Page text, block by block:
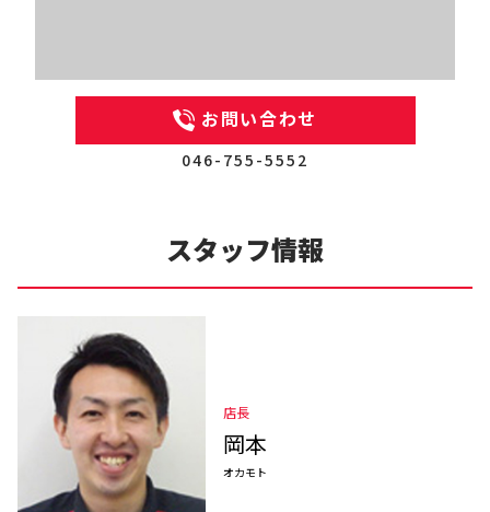
お問い合わせ
046-755-5552
スタッフ情報
店長
岡本
オカモト